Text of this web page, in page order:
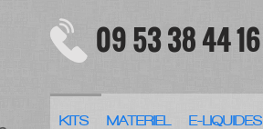
09 53 38 44 16
KITS MATERIEL E-LIQUIDES